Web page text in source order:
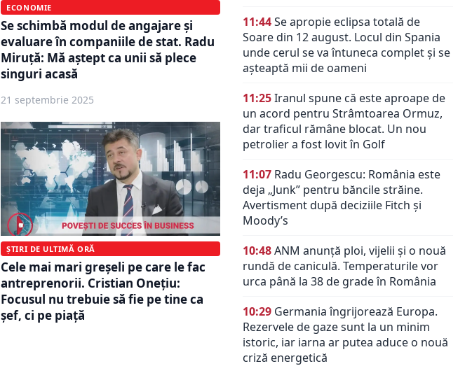
ECONOMIE
Se schimbă modul de angajare și
evaluare în companiile de stat. Radu
Miruță: Mă aștept ca unii să plece
singuri acasă
21 septembrie 2025
ȘTIRI DE ULTIMĂ ORĂ
Cele mai mari greșeli pe care le fac
antreprenorii. Cristian Onețiu:
Focusul nu trebuie să fie pe tine ca
șef, ci pe piață
11:44Se apropie eclipsa totală de
Soare din 12 august. Locul din Spania
unde cerul se va întuneca complet și se
așteaptă mii de oameni
11:25Iranul spune că este aproape de
un acord pentru Strâmtoarea Ormuz,
dar traficul rămâne blocat. Un nou
petrolier a fost lovit în Golf
11:07 Radu Georgescu: România este
deja „Junk” pentru băncile străine.
Avertisment după deciziile Fitch și
Moody’s
10:48ANM anunță ploi, vijelii și o nouă
rundă de caniculă. Temperaturile vor
urca până la 38 de grade în România
10:29 Germania îngrijorează Europa.
Rezervele de gaze sunt la un minim
istoric, iar iarna ar putea aduce o nouă
criză energetică